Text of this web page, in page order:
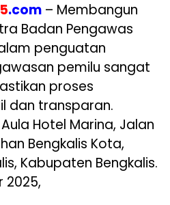
.com – Membangun
Badan Pengawas
penguatan
pemilu sangat
proses
dan transparan.
Hotel Marina, Jalan
Bengkalis Kota,
Kabupaten Bengkalis.
2025,